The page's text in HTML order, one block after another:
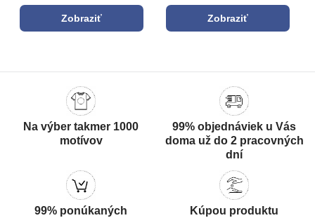
Zobraziť Zobraziť
Na výber takmer 1000
motívov
99% objednáviek u Vás
doma už do 2 pracovných
dní
99% ponúkaných
Kúpou produktu